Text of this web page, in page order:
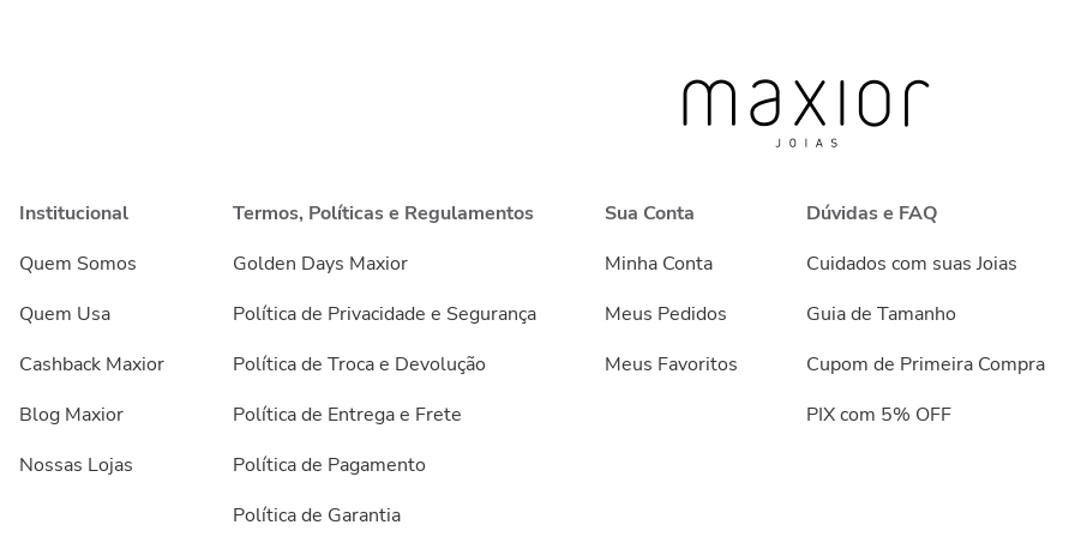
Institucional
Quem Somos
Quem Usa
Cashback Maxior
Blog Maxior
Nossas Lojas
Termos, Políticas e Regulamentos
Golden Days Maxior
Política de Privacidade e Segurança
Política de Troca e Devolução
Política de Entrega e Frete
Política de Pagamento
Política de Garantia
Sua Conta
Minha Conta
Meus Pedidos
Meus Favoritos
Dúvidas e FAQ
Cuidados com suas Joias
Guia de Tamanho
Cupom de Primeira Compra
PIX com 5% OFF